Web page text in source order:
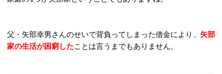
父・矢部幸男さんのせいで背負ってしまった借金により、 矢部
家の生活が困窮したことは言うまでもありません。